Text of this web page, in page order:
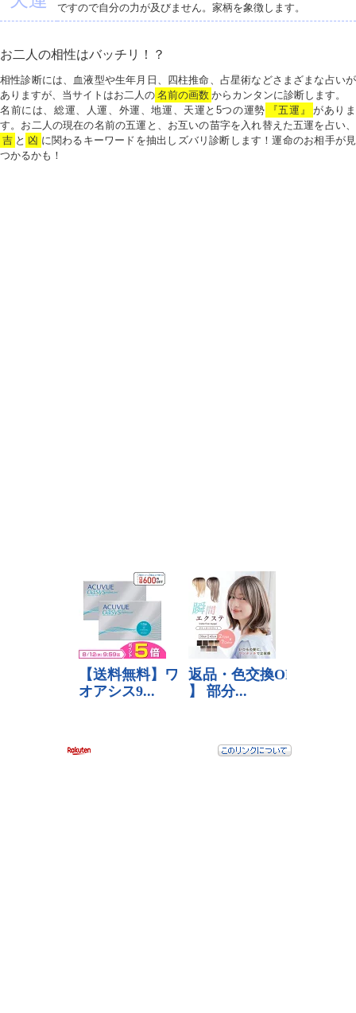
ですので自分の力が及びません。家柄を象徴します。
お二人の相性はバッチリ！？
相性診断には、血液型や生年月日、四柱推命、占星術などさまざまな占いが
ありますが、当サイトはお二人の 名前の画数 からカンタンに診断します。
名前には、総運、人運、外運、地運、天運と5つの運勢
『五運』
がありま
す。お二人の現在の名前の五運と、お互いの苗字を入れ替えた五運を占い、
吉 と 凶 に関わるキーワードを抽出しズバリ診断します！運命のお相手が見
つかるかも！